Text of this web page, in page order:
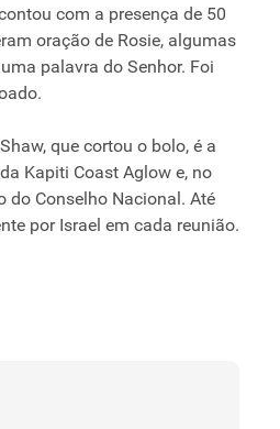
com a presença de 50
oração de Rosie, algumas
palavra do Senhor. Foi
que cortou o bolo, é a
Kapiti Coast Aglow e, no
do Conselho Nacional. Até
por Israel em cada reunião.